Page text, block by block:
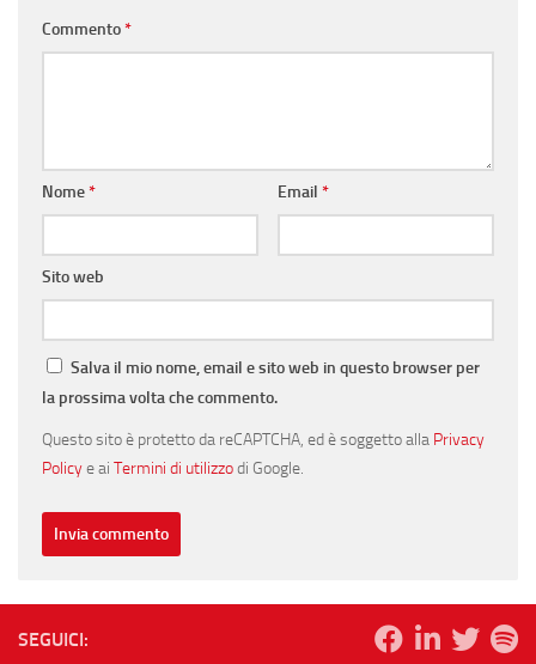
Commento*
Nome* Email *
Sito web
Salva il mio nome, email e sito web in questo browser per
la prossima volta che commento.
Questo sito è protetto da reCAPTCHA, ed è soggetto alla Privacy
Policye ai Termini di utilizzodi Google.
SEGUICI: